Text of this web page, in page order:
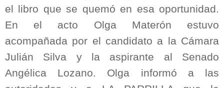
el libro que se quemó en esa oportunidad.
En el acto Olga Materón estuvo
acompañada por el candidato a la Cámara
Julián Silva y la aspirante al Senado
Angélica Lozano. Olga informó a las